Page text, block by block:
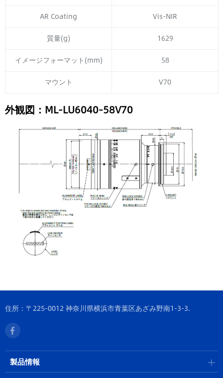
AR Coating
Vis-NIR
質量(g)
1629
イメージフォーマット(mm)
58
マウント
V70
外観図：ML-LU6040-58V70
住所：〒225-0012 神奈川県横浜市青葉区あざみ野南1-3-3.
製品情報